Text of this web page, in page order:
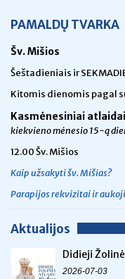
PAMALDŲ TVARKA
Šv. Mišios
Šeštadieniais ir
Kitomis dienomis pagal
Kasmėnesiniai atlaidai
kiekvieno mėnesio 15-ą
12.00 Šv. Mišios
Kaip užsakyti šv. Mišias?
Parapijos rekvizitai ir
Aktualijos
Didieji
2026-07-03